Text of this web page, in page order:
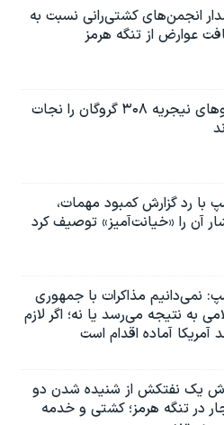
انجمن‌های کشتی‌رانی نسبت به
عوارض از تنگه هرمز
نیروهای نیجریه‌ ۳۰۸ گروگان را نجات
با رد گزارش کمبود مهمات،
آن را «خیانت‌آمیز» توصیف کرد
نمی‌دانیم مذاکرات با جمهوری
به نتیجه می‌رسد یا نه؛ اگر لازم
آمریکا آماده اقدام است
یک نفتکش از شنیده شدن دو
در تنگه هرمز؛ کشتی و خدمه